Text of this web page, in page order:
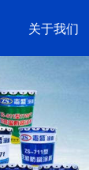
关于我们